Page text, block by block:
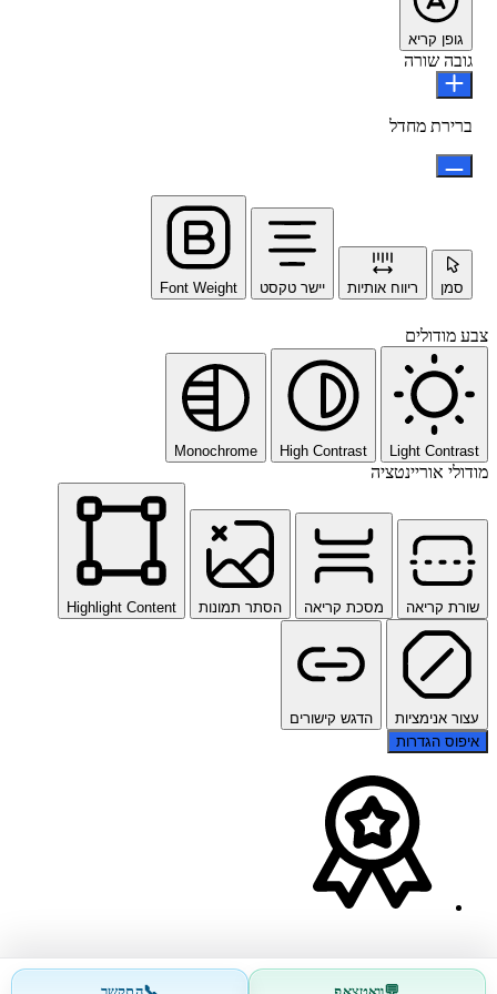
💬
📞
גופן קריא
גובה שורה
ברירת מחדל
סמן ריווח אותיות יישר טקסט Font Weight
צבע מודולים
Light Contrast
High Contrast
Monochrome
מודולי אוריינטציה
שורת קריאה מסכת קריאה הסתר תמונות Highlight Content
עצור אנימציות
הדגש קישורים
איפוס הגדרות